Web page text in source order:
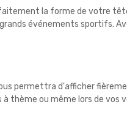
la forme de votre
événements sportifs.
permettra d'afficher
ou même lors de vos